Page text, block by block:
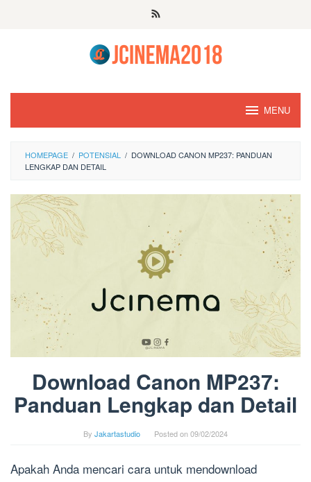
MENU
HOMEPAGE / POTENSIAL / DOWNLOAD CANON MP237: PANDUAN
LENGKAP DAN DETAIL
Download Canon MP237:
Panduan Lengkap dan Detail
By Jakartastudio Posted on09/02/2024
Apakah Anda mencari cara untuk mendownload